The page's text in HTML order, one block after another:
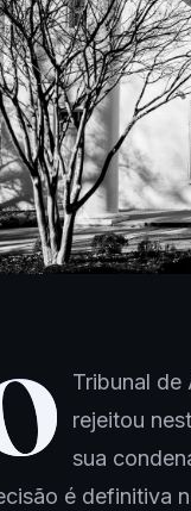
Tribunal de
rejeitou
sua
é definitiva